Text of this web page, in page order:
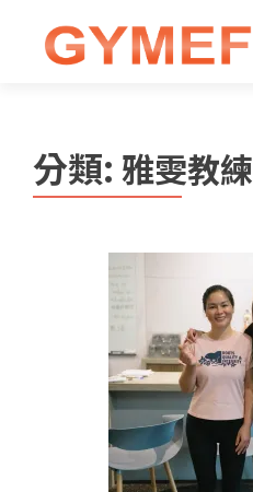
分類: 雅雯教練